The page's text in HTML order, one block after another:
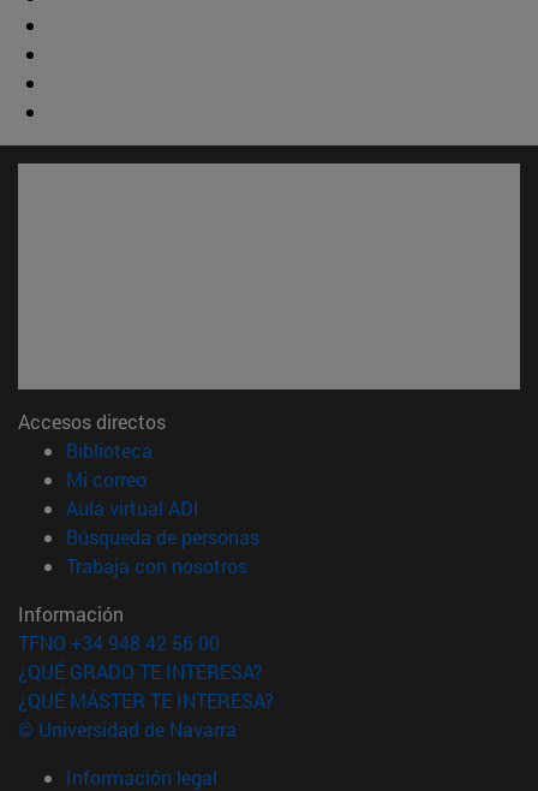
Accesos directos
Biblioteca
Mi correo(abre en nueva ventana)
Aula virtual ADI
Búsqueda de personas(abre en nueva ventana)
Trabaja con nosotros(abre en nueva ventana)
Información
TFNO +34 948 42 56 00
¿QUÉ GRADO TE INTERESA?
¿QUÉ MÁSTER TE INTERESA?
© Universidad de Navarra
Información legal